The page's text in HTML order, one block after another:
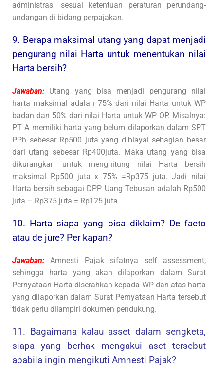
administrasi sesuai ketentuan peraturan perundang-
undangan di bidang perpajakan.
9. Berapa maksimal utang yang dapat menjadi
pengurang nilai Harta untuk menentukan nilai
Harta bersih?
Jawaban: Utang yang bisa menjadi pengurang nilai
harta maksimal adalah 75% dari nilai Harta untuk WP
badan dan 50% dari nilai Harta untuk WP OP. Misalnya:
PT A memiliki harta yang belum dilaporkan dalam SPT
PPh sebesar Rp500 juta yang dibiayai sebagian besar
dari utang sebesar Rp400juta. Maka utang yang bisa
dikurangkan untuk menghitung nilai Harta bersih
maksimal Rp500 juta x 75% =Rp375 juta. Jadi nilai
Harta bersih sebagai DPP Uang Tebusan adalah Rp500
juta – Rp375 juta = Rp125 juta.
10. Harta siapa yang bisa diklaim? De facto
atau de jure? Per kapan?
Jawaban: Amnesti Pajak sifatnya self assessment,
sehingga harta yang akan dilaporkan dalam Surat
Pernyataan Harta diserahkan kepada WP dan atas harta
yang dilaporkan dalam Surat Pernyataan Harta tersebut
tidak perlu dilampiri dokumen pendukung.
11. Bagaimana kalau asset dalam sengketa,
siapa yang berhak mengakui aset tersebut
apabila ingin mengikuti Amnesti Pajak?